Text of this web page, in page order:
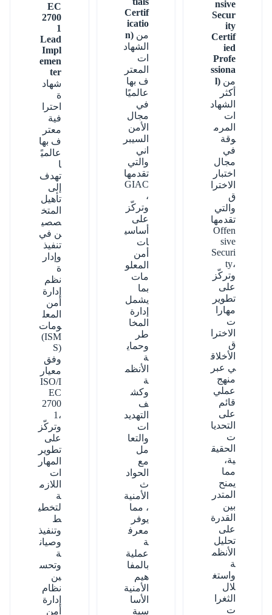
nsive
Secur
ity
Certif
ied
Profe
ssiona
l)
أكثر
الشهاد
ات
المرم
وقة
في
مجال
اختبار
الاخترا
ق
والتي
تقدمها
Offen
sive
Securi
ty،
وتركّز
على
تطوير
مهارا
ت
الاخترا
ق
الأخلاق
ي عبر
منهج
عملي
قائم
على
التحديا
ت
الحقيق
ية،
مما
يمنح
المتدر
بين
القدرة
على
تحليل
الأنظم
ة
واستغ
لال
الثغرا
ت
Certif
icatio
n)
الشهاد
ات
المعتر
ف بها
عالميًا
في
مجال
الأمن
السيبر
اني
والتي
تقدمها
GIAC
،
وتركّز
على
أساسي
ات
أمن
المعلو
مات
بما
يشمل
إدارة
المخا
طر
وحماي
ة
الأنظم
ة
وكش
ف
التهديد
ات
والتعا
مل
مع
الحواد
ث
الأمنية
، مما
يوفر
معرف
ة
عملية
بالمفا
هيم
الأمنية
الأسا
سية
EC
2700
1
Lead
Impl
emen
ter
شهاد
ة
احترا
فية
معتر
ف بها
عالميً
ا
تهدف
إلى
تأهيل
المتخ
صصي
ن في
تنفيذ
وإدار
ة
نظم
إدارة
أمن
المعل
ومات
(ISM
S)
وفق
معيار
ISO/I
EC
2700
1،
وتركّز
على
تطوير
المهار
ات
اللازم
ة
لتخطي
ط
وتنفيذ
وصيان
ة
وتحس
ين
نظام
إدارة
أمن